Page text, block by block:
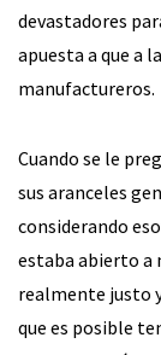
devastadores
apuesta a que a
manufactureros.
Cuando se le
sus aranceles
considerando
estaba abierto a
realmente justo
que es posible